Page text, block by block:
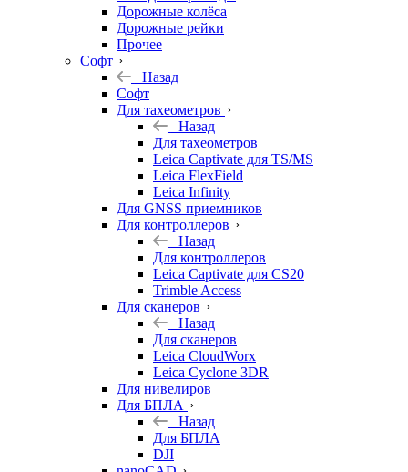
Дорожные колёса
Дорожные рейки
Прочее
Софт
Назад
Софт
Для тахеометров
Назад
Для тахеометров
Leica Captivate для TS/MS
Leica FlexField
Leica Infinity
Для GNSS приемников
Для контроллеров
Назад
Для контроллеров
Leica Captivate для CS20
Trimble Access
Для сканеров
Назад
Для сканеров
Leica CloudWorx
Leica Cyclone 3DR
Для нивелиров
Для БПЛА
Назад
Для БПЛА
DJI